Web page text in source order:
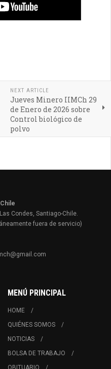
NEXT ARTICLE
Jueves Minero IIMCh 29
de Enero de 2026 sobre
Control biológico de
polvo
Condes, Santiago-Chile.
fuera de servicio)
MENÚ PRINCIPAL
HOME
QUIÉNES SOMOS
NOTICIAS
BOLSA DE TRABAJO
OBITUARIO